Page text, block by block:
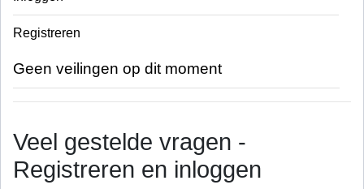
Registreren
Geen veilingen op dit moment
Veel gestelde vragen -
Registreren en inloggen